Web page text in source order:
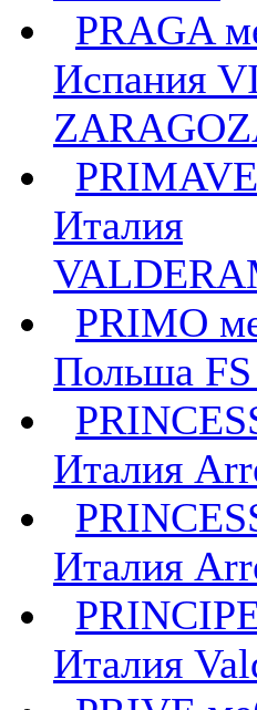
PRAGA
Испания
Италия
PRIMO
Польша
Италия
Италия
Италия